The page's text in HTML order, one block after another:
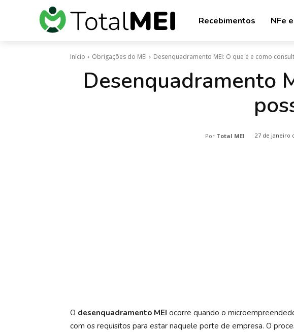
Recebimentos NFe
Início Obrigações do MEI Desenquadramento MEI: O que é e como
Desenquadramento
Por Total MEI 27 de janeiro
O desenquadramento MEI ocorre quando o
com os requisitos para estar naquele porte de empresa. O